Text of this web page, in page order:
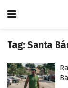
Tag:Santa